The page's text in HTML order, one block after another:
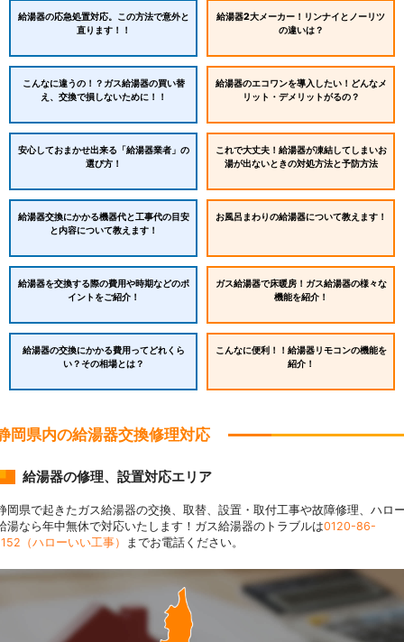
給湯器の応急処置対応。この方法で意外と
直ります！！
給湯器2大メーカー！リンナイとノーリツ
の違いは？
こんなに違うの！？ガス給湯器の買い替
え、交換で損しないために！！
給湯器のエコワンを導入したい！どんなメ
リット・デメリットがるの？
安心しておまかせ出来る「給湯器業者」の
選び方！
これで大丈夫！給湯器が凍結してしまいお
湯が出ないときの対処方法と予防方法
給湯器交換にかかる機器代と工事代の目安
と内容について教えます！
お風呂まわりの給湯器について教えます！
給湯器を交換する際の費用や時期などのポ
イントをご紹介！
ガス給湯器で床暖房！ガス給湯器の様々な
機能を紹介！
給湯器の交換にかかる費用ってどれくら
い？その相場とは？
こんなに便利！！給湯器リモコンの機能を
紹介！
岡県内の給湯器交換修理対応
給湯器の修理、設置対応エリア
岡県で起きたガス給湯器の交換、取替、設置・取付工事や故障修理、ハロ
湯なら年中無休で対応いたします！ガス給湯器のトラブルは0120-86-
（ハローいい工事）
までお電話ください。